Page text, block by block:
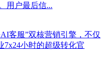
用户最后信...